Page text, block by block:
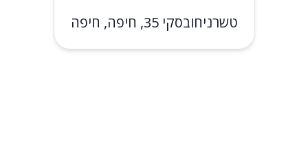
טשרניחובסקי 35, חיפה, חיפה